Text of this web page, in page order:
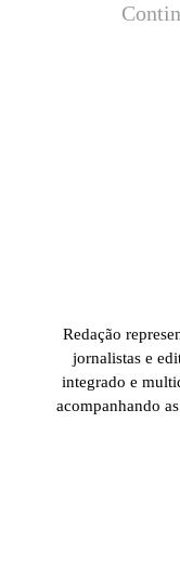
Redação
jornalistas e
integrado e
acompanhando